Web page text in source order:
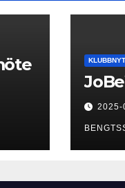
2025-